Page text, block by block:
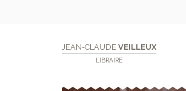
JEAN-CLAUDE VEILLEUX
LIBRAIRE